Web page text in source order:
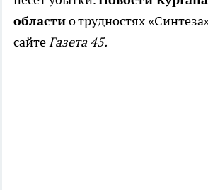
областио трудностях
сайтеГазета 45.